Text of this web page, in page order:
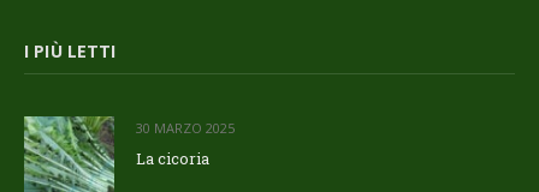
I PIÙ LETTI
30 MARZO 2025
La cicoria